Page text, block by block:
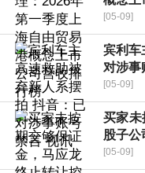
[05-09]
宾利车
对涉事
[05-09]
买家未
股子公
[05-09]